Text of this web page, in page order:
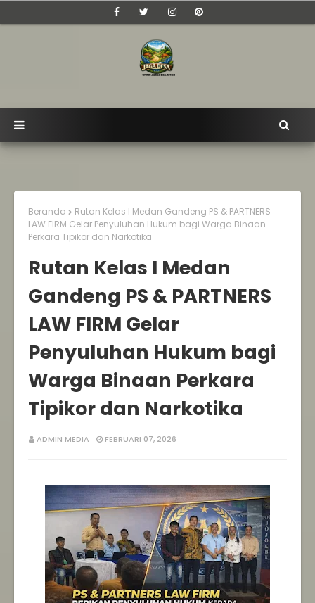
Beranda
Rutan Kelas I Medan Gandeng PS & PARTNERS
LAW FIRM Gelar Penyuluhan Hukum bagi Warga Binaan
Perkara Tipikor dan Narkotika
Rutan Kelas I Medan
Gandeng PS & PARTNERS
LAW FIRM Gelar
Penyuluhan Hukum bagi
Warga Binaan Perkara
Tipikor dan Narkotika
ADMIN MEDIA FEBRUARI 07, 2026